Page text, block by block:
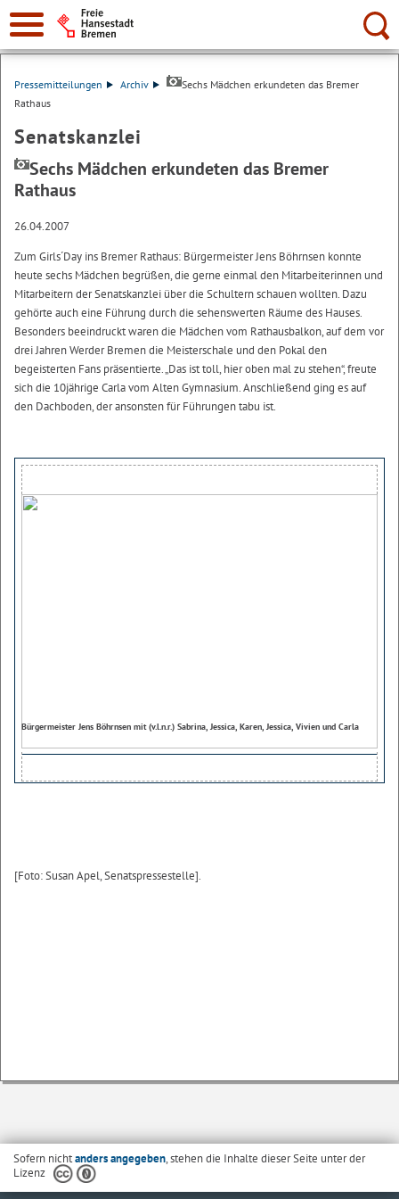
Suche:
Pressemitteilungen Archiv
Sechs Mädchen erkundeten das Bremer
Rathaus
Senatskanzlei
Sechs Mädchen erkundeten das Bremer
Rathaus
26.04.2007
Zum Girls´Day ins Bremer Rathaus: Bürgermeister Jens Böhrnsen konnte
heute sechs Mädchen begrüßen, die gerne einmal den Mitarbeiterinnen und
Mitarbeitern der Senatskanzlei über die Schultern schauen wollten. Dazu
gehörte auch eine Führung durch die sehenswerten Räume des Hauses.
Besonders beeindruckt waren die Mädchen vom Rathausbalkon, auf dem vor
drei Jahren Werder Bremen die Meisterschale und den Pokal den
begeisterten Fans präsentierte. „Das ist toll, hier oben mal zu stehen“, freute
sich die 10jährige Carla vom Alten Gymnasium. Anschließend ging es auf
den Dachboden, der ansonsten für Führungen tabu ist.
Bürgermeister Jens Böhrnsen mit (v.l.n.r.) Sabrina, Jessica, Karen, Jessica, Vivien und Carla
[Foto: Susan Apel, Senatspressestelle].
Sofern nichtanders angegeben, stehen die Inhalte dieser Seite unter der
Lizenz